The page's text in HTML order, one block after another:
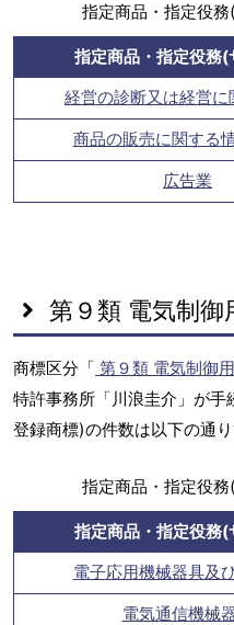
指定商品・指定役
指定商品・指定役務(
経営の診断又は経営に
商品の販売に関する
広告業
第９類 電気制御
商標区分「 第９類 電気制御
特許事務所「川浪圭介」が手
登録商標)の件数は以下の通り
指定商品・指定役
指定商品・指定役務(
電子応用機械器具及
電気通信機械